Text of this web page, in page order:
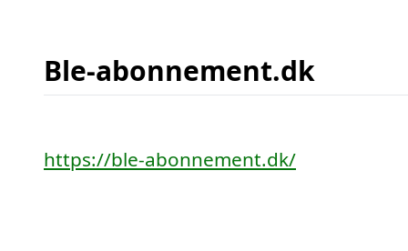
Ble-abonnement.dk
https://ble-abonnement.dk/